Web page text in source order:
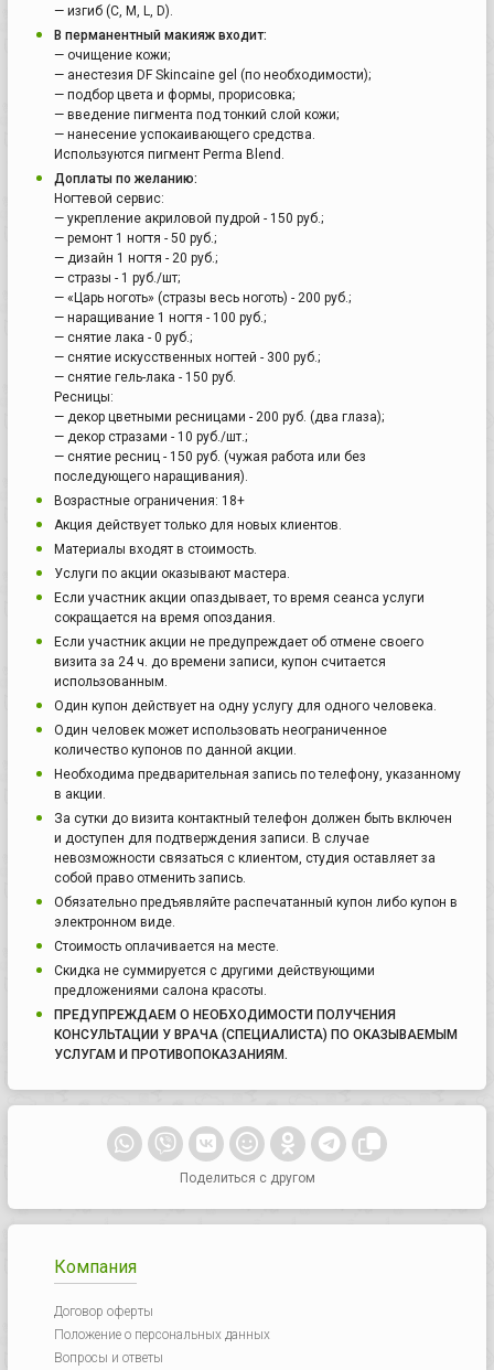
— изгиб (C, М, L, D).
В перманентный макияж входит:
— очищение кожи;
— анестезия DF Skincaine gel (по необходимости);
— подбор цвета и формы, прорисовка;
— введение пигмента под тонкий слой кожи;
— нанесение успокаивающего средства.
Используются пигмент Perma Blend.
Доплаты по желанию:
Ногтевой сервис:
— укрепление акриловой пудрой - 150 руб.;
— ремонт 1 ногтя - 50 руб.;
— дизайн 1 ногтя - 20 руб.;
— стразы - 1 руб./шт;
— «Царь ноготь» (стразы весь ноготь) - 200 руб.;
— наращивание 1 ногтя - 100 руб.;
— снятие лака - 0 руб.;
— снятие искусственных ногтей - 300 руб.;
— снятие гель-лака - 150 руб.
Ресницы:
— декор цветными ресницами - 200 руб. (два глаза);
— декор стразами - 10 руб./шт.;
— снятие ресниц - 150 руб. (чужая работа или без
последующего наращивания).
Возрастные ограничения: 18+
Акция действует только для новых клиентов.
Материалы входят в стоимость.
Услуги по акции оказывают мастера.
Если участник акции опаздывает, то время сеанса услуги
сокращается на время опоздания.
Если участник акции не предупреждает об отмене своего
визита за 24 ч. до времени записи, купон считается
использованным.
Один купон действует на одну услугу для одного человека.
Один человек может использовать неограниченное
количество купонов по данной акции.
Необходима предварительная запись по телефону, указанному
в акции.
За сутки до визита контактный телефон должен быть включен
и доступен для подтверждения записи. В случае
невозможности связаться с клиентом, студия оставляет за
собой право отменить запись.
Обязательно предъявляйте распечатанный купон либо купон в
электронном виде.
Стоимость оплачивается на месте.
Скидка не суммируется с другими действующими
предложениями салона красоты.
ПРЕДУПРЕЖДАЕМ О НЕОБХОДИМОСТИ ПОЛУЧЕНИЯ
КОНСУЛЬТАЦИИ У ВРАЧА (СПЕЦИАЛИСТА) ПО ОКАЗЫВАЕМЫМ
УСЛУГАМ И ПРОТИВОПОКАЗАНИЯМ.
Поделиться с другом
Компания
Договор оферты
Положение о персональных данных
Вопросы и ответы